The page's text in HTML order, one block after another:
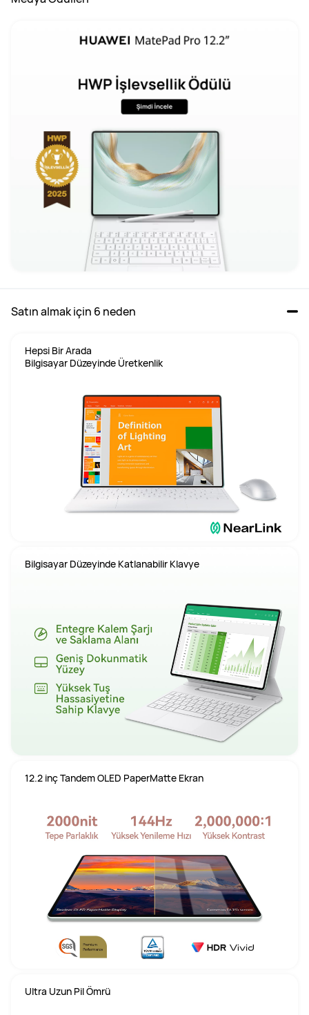
Satın almak için 6 neden
Hepsi Bir Arada
Bilgisayar Düzeyinde Katlanabilir Klavye
12.2 inç Tandem OLED PaperMatte Ekran
Ultra Uzun Pil Ömrü